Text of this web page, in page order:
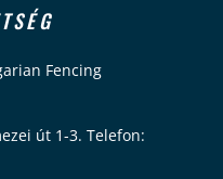
Fencing
út 1-3. Telefon: